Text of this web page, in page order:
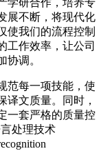
展不断，将现代化
使我们的流程控制
工作效率，让公司
协调。
每一项技能，使
译文质量。同时，
一套严格的质量控
处理技术